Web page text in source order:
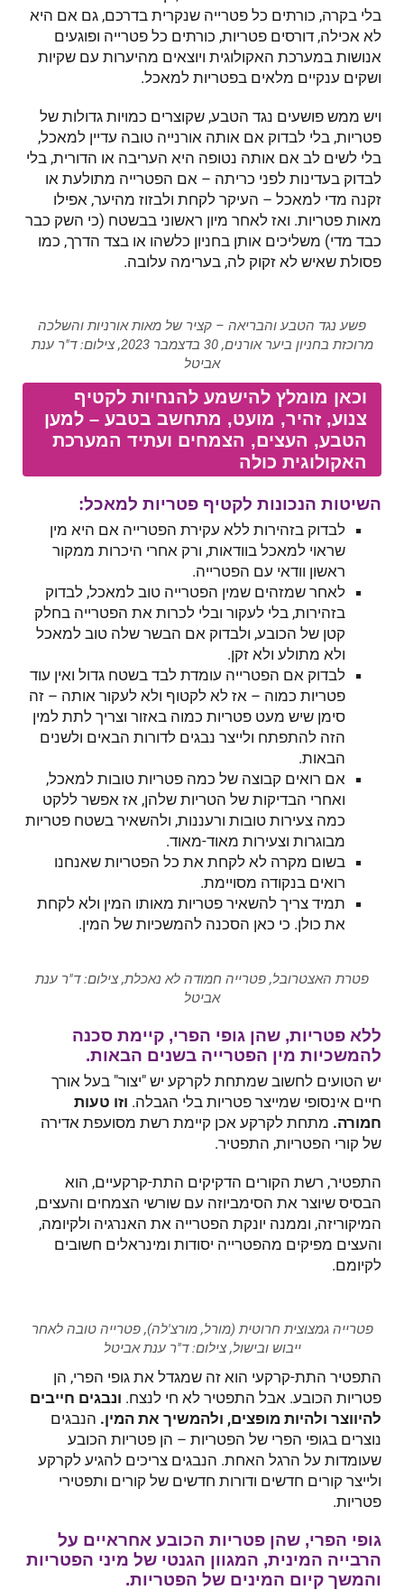
בלי בקרה, כורתים כל פטרייה שנקרית בדרכם, גם אם היא
לא אכילה, דורסים פטריות, כורתים כל פטרייה ופוגעים
אנושות במערכת האקולוגית ויוצאים מהיערות עם שקיות
ושקים ענקיים מלאים בפטריות למאכל.
ויש ממש פושעים נגד הטבע, שקוצרים כמויות גדולות של
פטריות, בלי לבדוק אם אותה אורנייה טובה עדיין למאכל,
בלי לשים לב אם אותה נטופה היא העריבה או הדורית, בלי
לבדוק בעדינות לפני כריתה – אם הפטרייה מתולעת או
זקנה מדי למאכל – העיקר לקחת ולבזוז מהיער, אפילו
מאות פטריות. ואז לאחר מיון ראשוני בבשטח (כי השק כבר
כבד מדי) משליכים אותן בחניון כלשהו או בצד הדרך, כמו
פסולת שאיש לא זקוק לה, בערימה עלובה.
פשע נגד הטבע והבריאה – קציר של מאות אורניות והשלכה
מרוכזת בחניון ביער אורנים, 30 בדצמבר 2023, צילום: ד"ר ענת
אביטל
וכאן מומלץ להישמע להנחיות לקטיף
צנוע, זהיר, מועט, מתחשב בטבע – למען
הטבע, העצים, הצמחים ועתיד המערכת
האקולוגית כולה
השיטות הנכונות לקטיף פטריות למאכל:
לבדוק בזהירות ללא עקירת הפטרייה אם היא מין
שראוי למאכל בוודאות, ורק אחרי היכרות ממקור
ראשון וודאי עם הפטרייה.
לאחר שמזהים שמין הפטרייה טוב למאכל, לבדוק
בזהירות, בלי לעקור ובלי לכרות את הפטרייה בחלק
קטן של הכובע, ולבדוק אם הבשר שלה טוב למאכל
ולא מתולע ולא זקן.
לבדוק אם הפטרייה עומדת לבד בשטח גדול ואין עוד
פטריות כמוה – אז לא לקטוף ולא לעקור אותה – זה
סימן שיש מעט פטריות כמוה באזור וצריך לתת למין
הזה להתפתח ולייצר נבגים לדורות הבאים ולשנים
הבאות.
אם רואים קבוצה של כמה פטריות טובות למאכל,
ואחרי הבדיקות של הטריות שלהן, אז אפשר ללקט
כמה צעירות טובות ורעננות, ולהשאיר בשטח פטריות
מבוגרות וצעירות מאוד-מאוד.
בשום מקרה לא לקחת את כל הפטריות שאנחנו
רואים בנקודה מסויימת.
תמיד צריך להשאיר פטריות מאותו המין ולא לקחת
את כולן. כי כאן הסכנה להמשכיות של המין.
פטרת האצטרובל, פטרייה חמודה לא נאכלת, צילום: ד"ר ענת
אביטל
ללא פטריות, שהן גופי הפרי, קיימת סכנה
להמשכיות מין הפטרייה בשנים הבאות.
יש הטועים לחשוב שמתחת לקרקע יש "יצור" בעל אורך
חיים אינסופי שמייצר פטריות בלי הגבלה. וזו טעות
חמורה. מתחת לקרקע אכן קיימת רשת מסועפת אדירה
של קורי הפטריות, התפטיר.
התפטיר, רשת הקורים הדקיקים התת-קרקעיים, הוא
הבסיס שיוצר את הסימביוזה עם שורשי הצמחים והעצים,
המיקוריזה, וממנה יונקת הפטרייה את האנרגיה ולקיומה,
והעצים מפיקים מהפטרייה יסודות ומינראלים חשובים
לקיומם.
פטרייה גמצוצית חרוטית (מורל, מורצ'לה), פטרייה טובה לאחר
ייבוש ובישול, צילום: ד"ר ענת אביטל
התפטיר התת-קרקעי הוא זה שמגדל את גופי הפרי, הן
פטריות הכובע. אבל התפטיר לא חי לנצח. ונבגים חייבים
להיווצר ולהיות מופצים, ולהמשיך את המין. הנבגים
נוצרים בגופי הפרי של הפטריות – הן פטריות הכובע
שעומדות על הרגל האחת. הנבגים צריכים להגיע לקרקע
ולייצר קורים חדשים ודורות חדשים של קורים ותפטירי
פטריות.
גופי הפרי, שהן פטריות הכובע אחראיים על
הרבייה המינית, המגוון הגנטי של מיני הפטריות
והמשך קיום המינים של הפטריות.